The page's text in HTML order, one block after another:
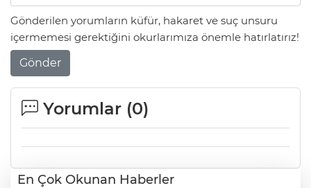
Gönderilen yorumların küfür, hakaret ve suç unsuru
içermemesi gerektiğini okurlarımıza önemle hatırlatırız!
Gönder
Yorumlar (0)
En Çok Okunan Haberler